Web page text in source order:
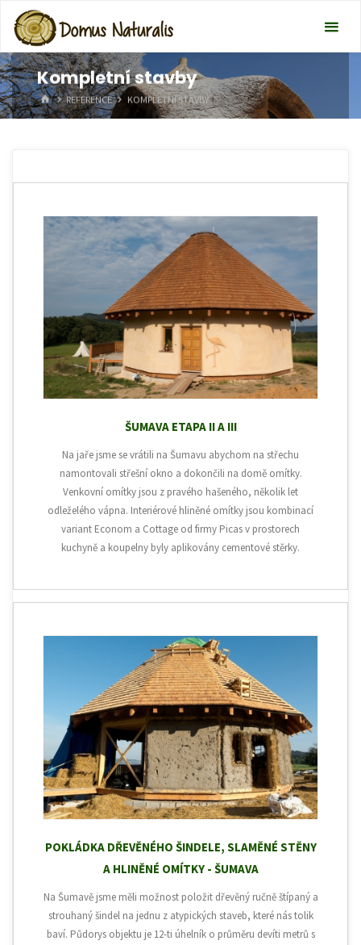
Kompletní stavby
HOMEREFERENCE KOMPLETNÍ STAVBY
ŠUMAVA ETAPA II A III
Na jaře jsme se vrátili na Šumavu abychom na střechu
namontovali střešní okno a dokončili na domě omítky.
Venkovní omítky jsou z pravého hašeného, několik let
odleželého vápna. Interiérové hliněné omítky jsou kombinací
variant Econom a Cottage od firmy Picas v prostorech
kuchyně a koupelny byly aplikovány cementové stěrky.
POKLÁDKA DŘEVĚNÉHO ŠINDELE, SLAMĚNÉ STĚNY
A HLINĚNÉ OMÍTKY - ŠUMAVA
Na Šumavě jsme měli možnost položit dřevěný ručně štípaný a
strouhaný šindel na jednu z atypických staveb, které nás tolik
baví. Půdorys objektu je 12-ti úhelník o průměru devíti metrů s